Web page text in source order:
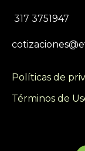
317 3751947
Políticas de
Términos de